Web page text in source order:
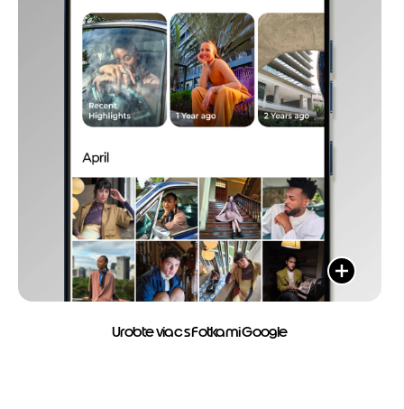
Urobte viac s Fotkami Google